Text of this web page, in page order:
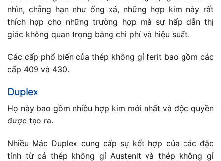
nhìn, chẳng hạn như ống xả, những hợp kim này rất
thích hợp cho những trường hợp mà sự hấp dẫn thị
giác không quan trọng bằng chi phí và hiệu suất.
Các cấp phổ biến của thép không gỉ ferit bao gồm các
cấp 409 và 430.
Duplex
Họ này bao gồm nhiều hợp kim mới nhất và độc quyền
được tạo ra.
Nhiều Mác Duplex cung cấp sự kết hợp của các đặc
tính từ cả thép không gỉ Austenit và thép không gỉ